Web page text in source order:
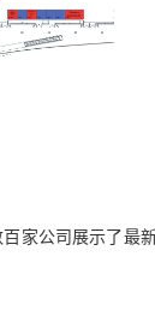
家公司展示了最